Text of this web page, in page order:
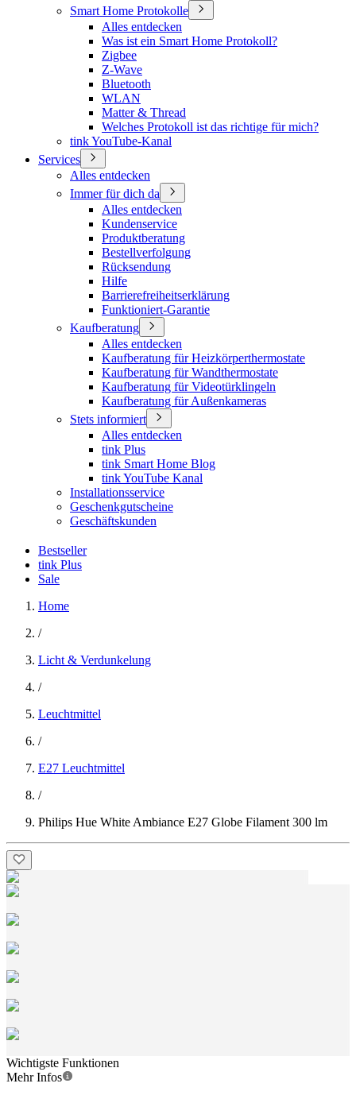
Smart Home Protokolle
Alles entdecken
Was ist ein Smart Home Protokoll?
Zigbee
Z-Wave
Bluetooth
WLAN
Matter & Thread
Welches Protokoll ist das richtige für mich?
tink YouTube-Kanal
Services
Alles entdecken
Immer für dich da
Alles entdecken
Kundenservice
Produktberatung
Bestellverfolgung
Rücksendung
Hilfe
Barrierefreiheitserklärung
Funktioniert-Garantie
Kaufberatung
Alles entdecken
Kaufberatung für Heizkörperthermostate
Kaufberatung für Wandthermostate
Kaufberatung für Videotürklingeln
Kaufberatung für Außenkameras
Stets informiert
Alles entdecken
tink Plus
tink Smart Home Blog
tink YouTube Kanal
Installationsservice
Geschenkgutscheine
Geschäftskunden
Bestseller
tink Plus
Sale
Home
/
Licht & Verdunkelung
/
Leuchtmittel
/
E27 Leuchtmittel
/
Philips Hue White Ambiance E27 Globe Filament 300 lm
Wichtigste Funktionen
Mehr Infos